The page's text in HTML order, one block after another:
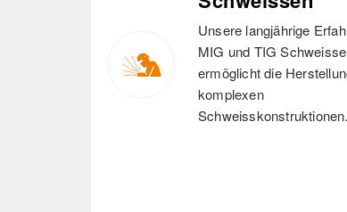
Unsere langjährige
MIG und TIG
ermöglicht die
komplexen
Schweisskonstruktionen.